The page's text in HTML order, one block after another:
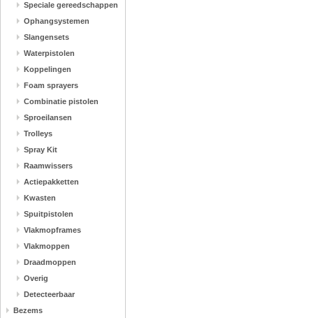
Speciale gereedschappen
Ophangsystemen
Slangensets
Waterpistolen
Koppelingen
Foam sprayers
Combinatie pistolen
Sproeilansen
Trolleys
Spray Kit
Raamwissers
Actiepakketten
Kwasten
Spuitpistolen
Vlakmopframes
Vlakmoppen
Draadmoppen
Overig
Detecteerbaar
Bezems